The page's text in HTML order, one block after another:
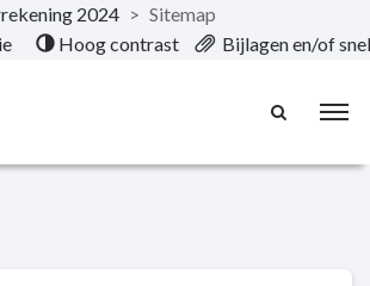
2024 > Sitemap
Hoog contrast Bijlagen en/of